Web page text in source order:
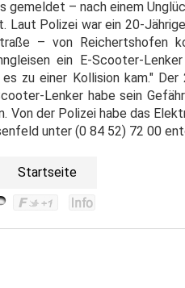
– nach einem
Laut Polizei war ein 20-
– von Reichertshofen
ein E-Scooter-
zu einer Kollision kam."
Lenker habe sein
Von der Polizei habe das
unter (0 84 52) 72 00
Startseite